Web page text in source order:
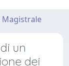
Magistrale
un
dei